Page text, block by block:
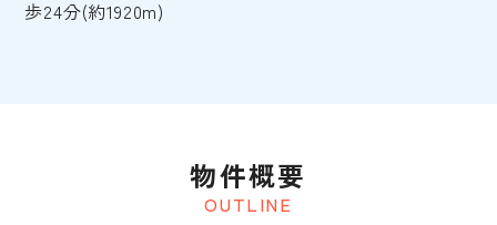
歩24分(約1920m)
OUTLINE
物件概要